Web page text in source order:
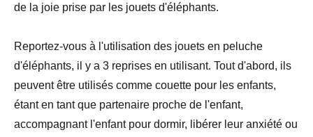
de la joie prise par les jouets d'éléphants.
Reportez-vous à l'utilisation des jouets en peluche
d'éléphants, il y a 3 reprises en utilisant. Tout d'abord, ils
peuvent être utilisés comme couette pour les enfants,
étant en tant que partenaire proche de l'enfant,
accompagnant l'enfant pour dormir, libérer leur anxiété ou